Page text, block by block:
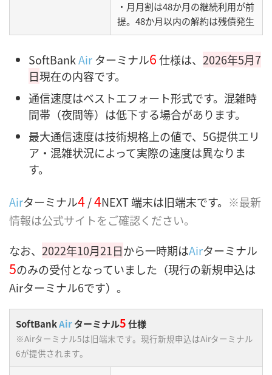
・月月割は48か月の継続利用が前
提。48か月以内の解約は残債発生
SoftBankAir ターミナル6仕様は、 2026年5月7
日現在の内容です。
通信速度はベストエフォート形式です。混雑時
間帯（夜間等）は低下する場合があります。
最大通信速度は技術規格上の値で、5G提供エリ
ア・混雑状況によって実際の速度は異なりま
す。
Airターミナル4/4NEXT 端末は旧端末です。 ※最新
情報は公式サイトをご確認ください。
なお、 2022年10月21日から一時期はAirターミナル
5のみの受付となっていました（現行の新規申込は
Airターミナル6です）。
SoftBankAirターミナル5仕様
※Airターミナル5は旧端末です。現行新規申込はAirターミナル
6が提供されます。